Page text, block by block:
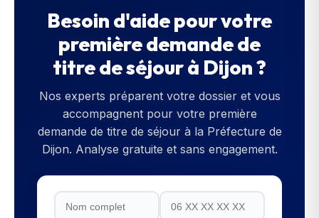
Besoin d'aide pour votre
première demande de
titre de séjourà Dijon?
Nos experts préparent votre dossier et vous
accompagnent pour votre première
demande de titre de séjourà la Préfecture de
Dijon. Analyse gratuite et sans engagement.